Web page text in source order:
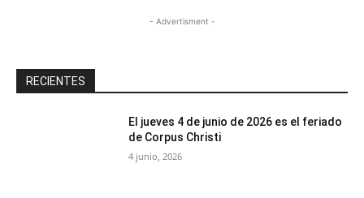
- Advertisment -
RECIENTES
El jueves 4 de junio de 2026 es el feriado
de Corpus Christi
4 junio, 2026